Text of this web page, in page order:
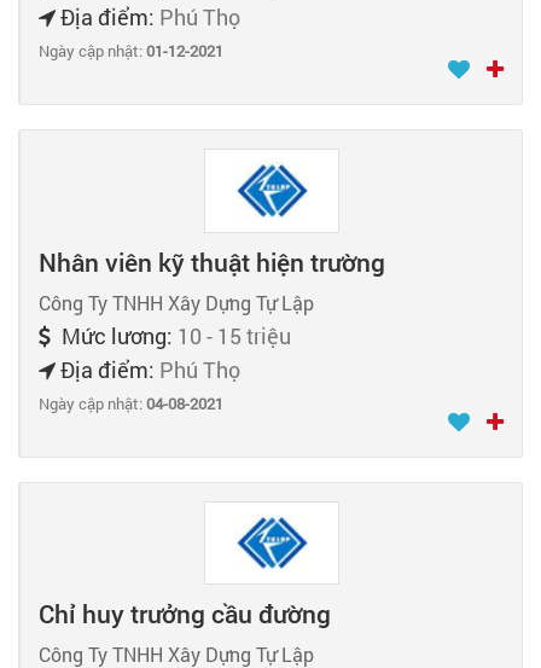
Địa điểm: Phú Thọ
Ngày cập nhật:01-12-2021
Nhân viên kỹ thuật hiện trường
Công Ty TNHH Xây Dựng Tự Lập
Mức lương: 10 - 15 triệu
Địa điểm: Phú Thọ
Ngày cập nhật:04-08-2021
Chỉ huy trưởng cầu đường
Công Ty TNHH Xây Dựng Tự Lập